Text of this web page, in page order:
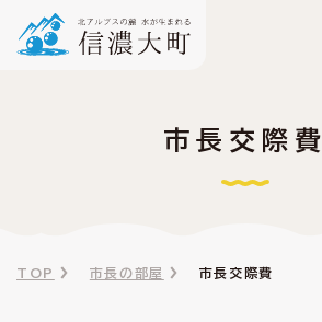
市長交際費
TOP 市長の部屋 市長交際費